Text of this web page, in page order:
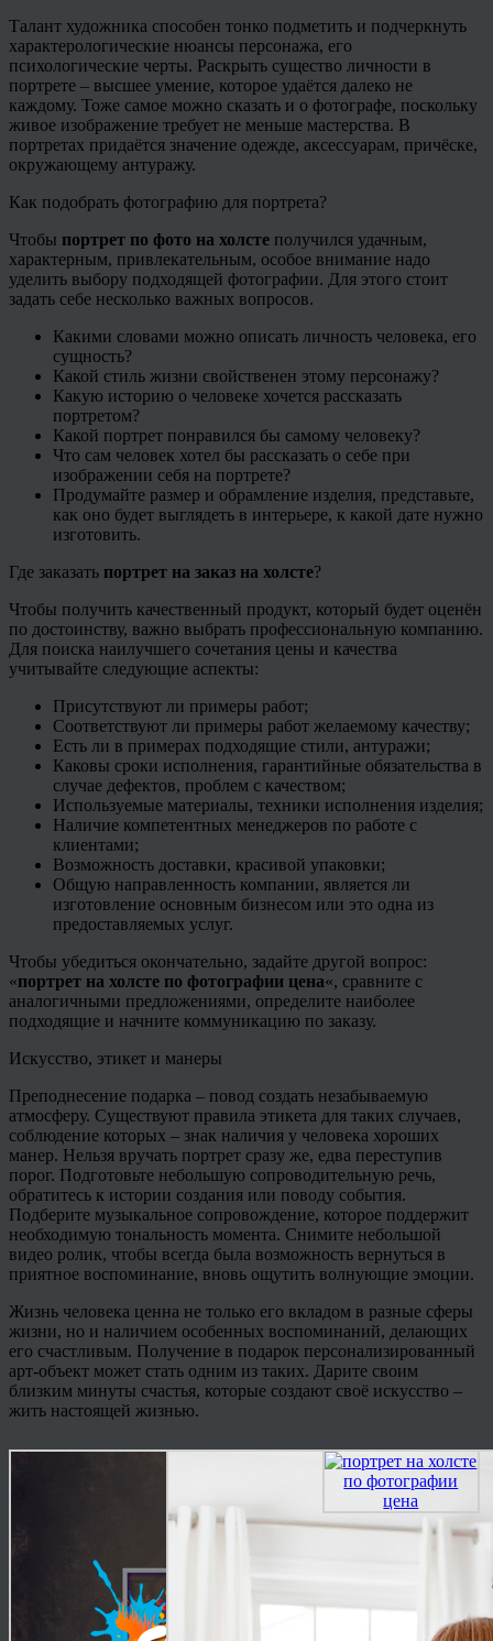
Талант художника способен тонко подметить и подчеркнуть
характерологические нюансы персонажа, его
психологические черты. Раскрыть существо личности в
портрете – высшее умение, которое удаётся далеко не
каждому. Тоже самое можно сказать и о фотографе, поскольку
живое изображение требует не меньше мастерства. В
портретах придаётся значение одежде, аксессуарам, причёске,
окружающему антуражу.
Как подобрать фотографию для портрета?
Чтобы портрет по фото на холсте получился удачным,
характерным, привлекательным, особое внимание надо
уделить выбору подходящей фотографии. Для этого стоит
задать себе несколько важных вопросов.
Какими словами можно описать личность человека, его
сущность?
Какой стиль жизни свойственен этому персонажу?
Какую историю о человеке хочется рассказать
портретом?
Какой портрет понравился бы самому человеку?
Что сам человек хотел бы рассказать о себе при
изображении себя на портрете?
Продумайте размер и обрамление изделия, представьте,
как оно будет выглядеть в интерьере, к какой дате нужно
изготовить.
Где заказать портрет на заказ на холсте?
Чтобы получить качественный продукт, который будет оценён
по достоинству, важно выбрать профессиональную компанию.
Для поиска наилучшего сочетания цены и качества
учитывайте следующие аспекты:
Присутствуют ли примеры работ;
Соответствуют ли примеры работ желаемому качеству;
Есть ли в примерах подходящие стили, антуражи;
Каковы сроки исполнения, гарантийные обязательства в
случае дефектов, проблем с качеством;
Используемые материалы, техники исполнения изделия;
Наличие компетентных менеджеров по работе с
клиентами;
Возможность доставки, красивой упаковки;
Общую направленность компании, является ли
изготовление основным бизнесом или это одна из
предоставляемых услуг.
Чтобы убедиться окончательно, задайте другой вопрос:
«портрет на холсте по фотографии цена«, сравните с
аналогичными предложениями, определите наиболее
подходящие и начните коммуникацию по заказу.
Искусство, этикет и манеры
Преподнесение подарка – повод создать незабываемую
атмосферу. Существуют правила этикета для таких случаев,
соблюдение которых – знак наличия у человека хороших
манер. Нельзя вручать портрет сразу же, едва переступив
порог. Подготовьте небольшую сопроводительную речь,
обратитесь к истории создания или поводу события.
Подберите музыкальное сопровождение, которое поддержит
необходимую тональность момента. Снимите небольшой
видео ролик, чтобы всегда была возможность вернуться в
приятное воспоминание, вновь ощутить волнующие эмоции.
Жизнь человека ценна не только его вкладом в разные сферы
жизни, но и наличием особенных воспоминаний, делающих
его счастливым. Получение в подарок персонализированный
арт-объект может стать одним из таких. Дарите своим
близким минуты счастья, которые создают своё искусство –
жить настоящей жизнью.